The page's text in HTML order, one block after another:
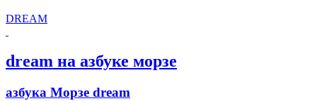
DREAM
dream на азбуке морзе
азбука Морзе dream